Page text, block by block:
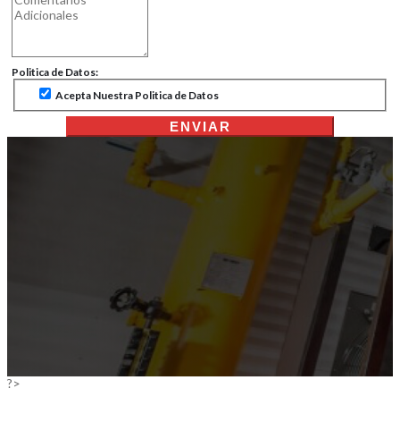
Politica de Datos:
Acepta Nuestra Politica de Datos
ENVIAR
?>
Iniciar sesión